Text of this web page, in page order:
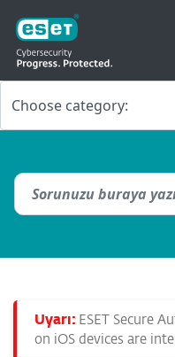
Uyarı: ESET Secure
on iOS devices are